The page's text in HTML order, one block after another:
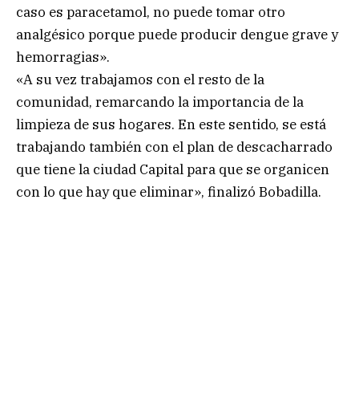
caso es paracetamol, no puede tomar otro
analgésico porque puede producir dengue grave y
hemorragias».
«A su vez trabajamos con el resto de la
comunidad, remarcando la importancia de la
limpieza de sus hogares. En este sentido, se está
trabajando también con el plan de descacharrado
que tiene la ciudad Capital para que se organicen
con lo que hay que eliminar», finalizó Bobadilla.